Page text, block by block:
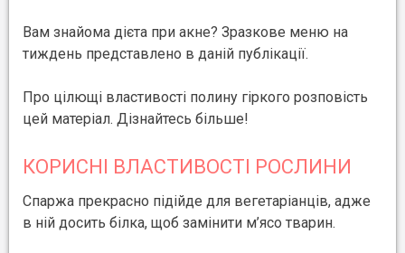
Вам знайома дієта при акне? Зразкове меню на
тиждень представлено в даній публікації.
Про цілющі властивості полину гіркого розповість
цей матеріал. Дізнайтесь більше!
КОРИСНІ ВЛАСТИВОСТІ РОСЛИНИ
Спаржа прекрасно підійде для вегетаріанців, адже
в ній досить білка, щоб замінити м’ясо тварин.